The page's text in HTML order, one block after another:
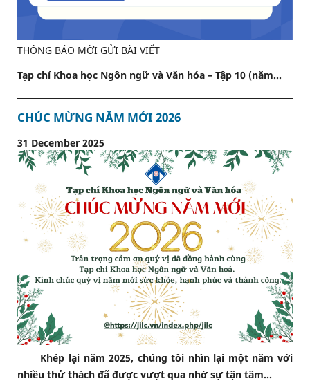
THÔNG BÁO MỜI GỬI BÀI VIẾT
Tạp chí Khoa học Ngôn ngữ và Văn hóa – Tập 10 (năm...
CHÚC MỪNG NĂM MỚI 2026
31 December 2025
Khép lại năm 2025, chúng tôi nhìn lại một năm với
nhiều thử thách đã được vượt qua nhờ sự tận tâm...